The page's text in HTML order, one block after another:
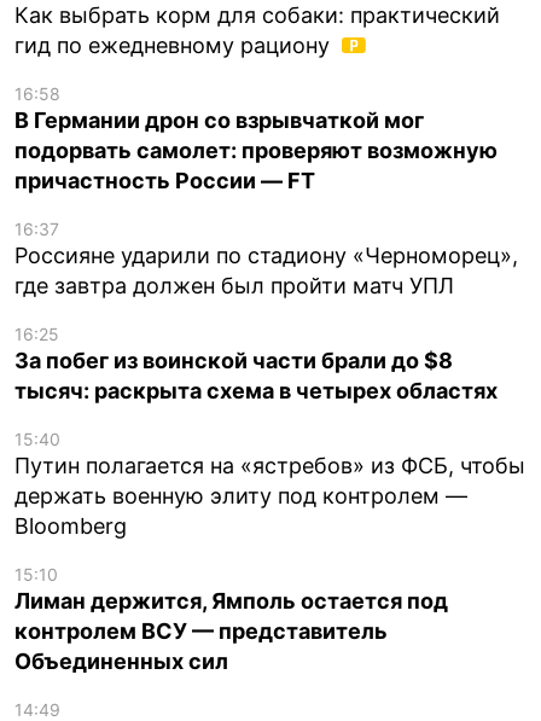
Как выбрать корм для собаки: практический
гид по ежедневному рациону
16:58
В Германии дрон со взрывчаткой мог
подорвать самолет: проверяют возможную
причастность России — FT
16:37
Россияне ударили по стадиону «Черноморец»,
где завтра должен был пройти матч УПЛ
16:25
За побег из воинской части брали до $8
тысяч: раскрыта схема в четырех областях
15:40
Путин полагается на «ястребов» из ФСБ, чтобы
держать военную элиту под контролем —
Bloomberg
15:10
Лиман держится, Ямполь остается под
контролем ВСУ — представитель
Объединенных сил
14:49